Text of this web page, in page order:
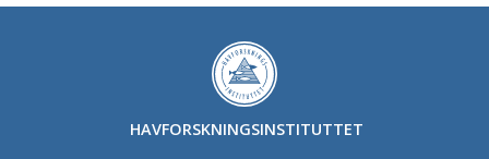
HAVFORSKNINGSINSTITUTTET